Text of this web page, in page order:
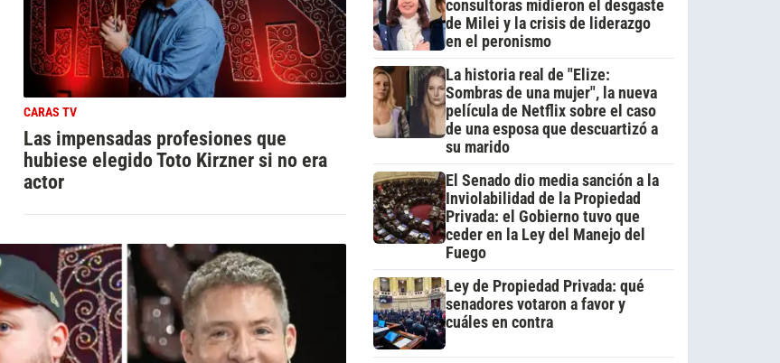
CARAS TV
Las impensadas profesiones que
hubiese elegido Toto Kirzner si no era
actor
consultoras midieron el desgaste
de Milei y la crisis de liderazgo
en el peronismo
La historia real de "Elize:
Sombras de una mujer", la nueva
película de Netflix sobre el caso
de una esposa que descuartizó a
su marido
El Senado dio media sanción a la
Inviolabilidad de la Propiedad
Privada: el Gobierno tuvo que
ceder en la Ley del Manejo del
Fuego
Ley de Propiedad Privada: qué
senadores votaron a favor y
cuáles en contra